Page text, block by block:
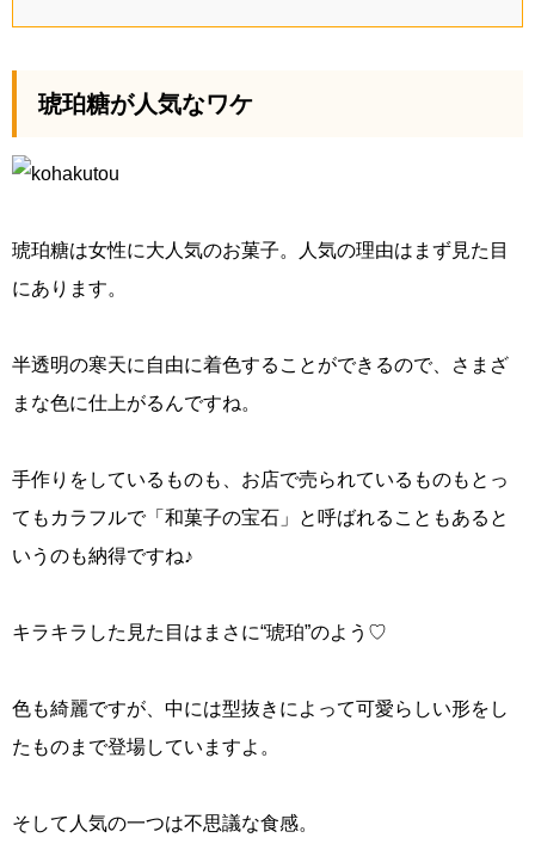
琥珀糖が人気なワケ
琥珀糖は女性に大人気のお菓子。人気の理由はまず見た目
にあります。
半透明の寒天に自由に着色することができるので、さまざ
まな色に仕上がるんですね。
手作りをしているものも、お店で売られているものもとっ
てもカラフルで「和菓子の宝石」と呼ばれることもあると
いうのも納得ですね♪
キラキラした見た目はまさに“琥珀”のよう♡
色も綺麗ですが、中には型抜きによって可愛らしい形をし
たものまで登場していますよ。
そして人気の一つは不思議な食感。